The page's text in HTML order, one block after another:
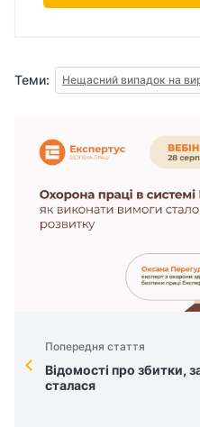
Теми: Нещасний випадок на
Попередня стаття
Відомості про збитки,
сталася